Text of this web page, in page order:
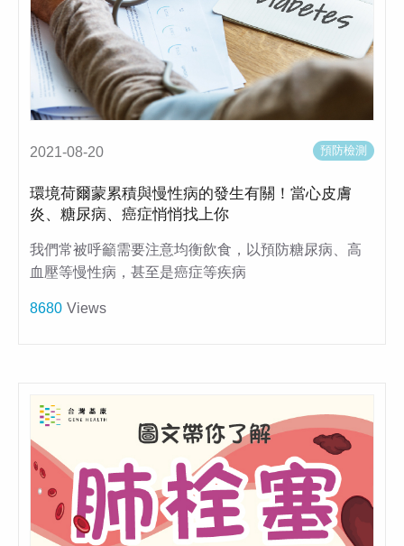
2021-08-20 預防檢測
環境荷爾蒙累積與慢性病的發生有關！當心皮膚
炎、糖尿病、癌症悄悄找上你
我們常被呼籲需要注意均衡飲食，以預防糖尿病、高
血壓等慢性病，甚至是癌症等疾病
8680 Views